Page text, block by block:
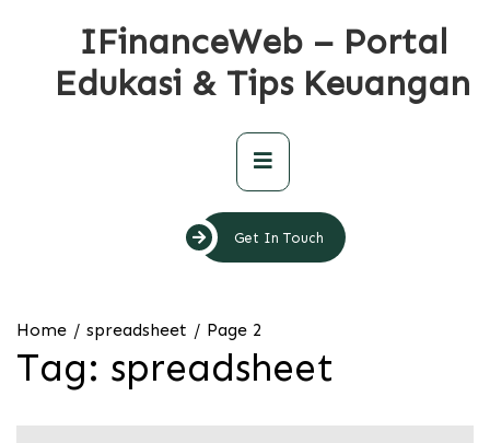
IFinanceWeb – Portal
Edukasi & Tips Keuangan
Primary
Menu
Get In Touch
Home spreadsheet Page 2
Tag: spreadsheet